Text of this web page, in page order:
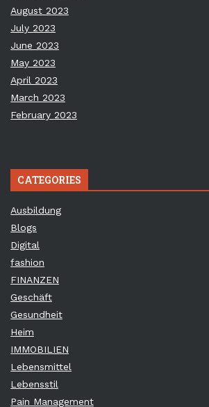
August 2023
July 2023
June 2023
May 2023
April 2023
March 2023
February 2023
CATEGORIES
Ausbildung
Blogs
Digital
fashion
FINANZEN
Geschäft
Gesundheit
Heim
IMMOBILIEN
Lebensmittel
Lebensstil
Pain Management